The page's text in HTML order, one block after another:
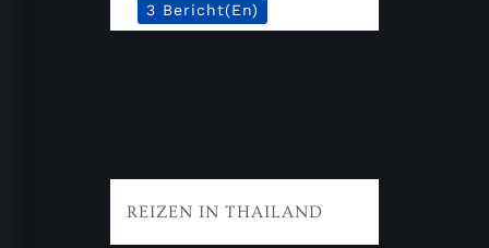
3 Bericht(en)
REIZEN IN THAILAND